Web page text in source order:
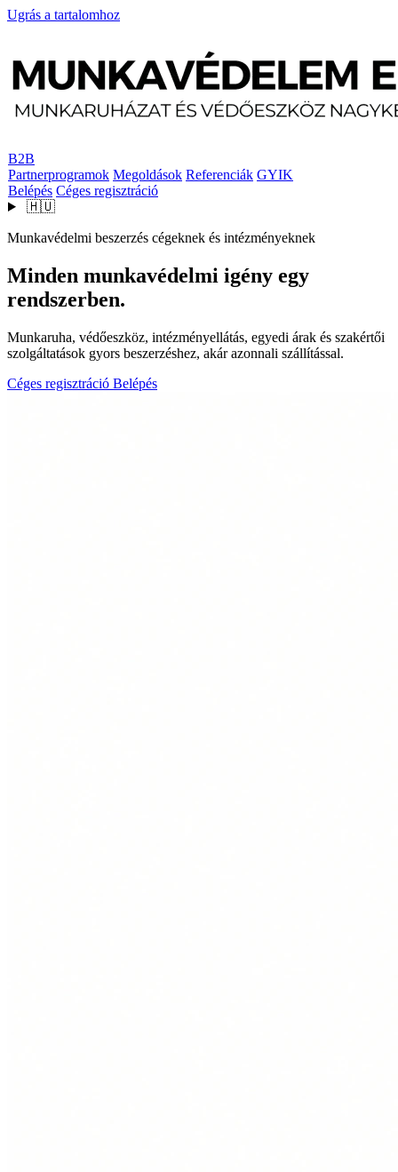
Ugrás a tartalomhoz
B2B
Partnerprogramok Megoldások Referenciák GYIK
Belépés Céges regisztráció
🇭🇺
Munkavédelmi beszerzés cégeknek és intézményeknek
Minden munkavédelmi igény egy
rendszerben.
Munkaruha, védőeszköz, intézményellátás, egyedi árak és szakértői
szolgáltatások gyors beszerzéshez, akár azonnali szállítással.
Céges regisztráció Belépés